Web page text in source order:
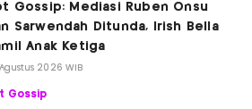
Gossip: Mediasi Ruben Onsu
Sarwendah Ditunda, Irish Bella
Anak Ketiga
2026 WIB
Gossip